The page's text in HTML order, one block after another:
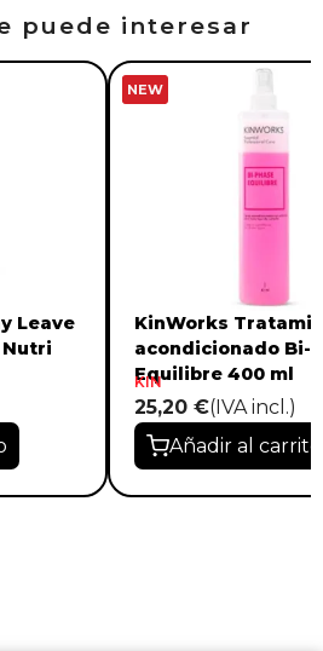
puede interesar
Leave
NEW
KinWorks
acondicionado Bi-
Equilibre 400 ml
KIN
25,20 €(IVA incl.)
Añadir al carrito